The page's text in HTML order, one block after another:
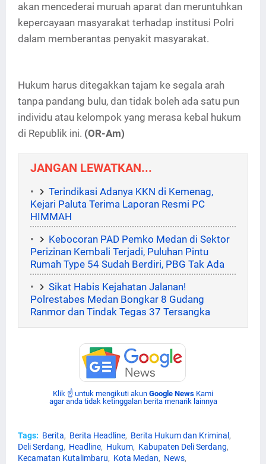
akan mencederai muruah aparat dan meruntuhkan
kepercayaan masyarakat terhadap institusi Polri
dalam memberantas penyakit masyarakat.
Hukum harus ditegakkan tajam ke segala arah
tanpa pandang bulu, dan tidak boleh ada satu pun
individu atau kelompok yang merasa kebal hukum
di Republik ini. (OR-Am)
JANGAN LEWATKAN...
Terindikasi Adanya KKN di Kemenag,
Kejari Paluta Terima Laporan Resmi PC
HIMMAH
Kebocoran PAD Pemko Medan di Sektor
Perizinan Kembali Terjadi, Puluhan Pintu
Rumah Type 54 Sudah Berdiri, PBG Tak Ada
Sikat Habis Kejahatan Jalanan!
Polrestabes Medan Bongkar 8 Gudang
Ranmor dan Tindak Tegas 37 Tersangka
Klik ☝ untuk mengikuti akun Google News Kami
agar anda tidak ketinggalan berita menarik lainnya
Tags: Berita Berita Headline
Berita Hukum dan Kriminal
Deli Serdang
Headline Hukum
Kabupaten Deli Serdang
Kecamatan Kutalimbaru
Kota Medan
News